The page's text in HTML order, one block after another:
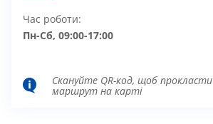
Час роботи:
Пн-Сб, 09:00-17:00
Скануйте QR-код, щоб прокласти
маршрут на карті